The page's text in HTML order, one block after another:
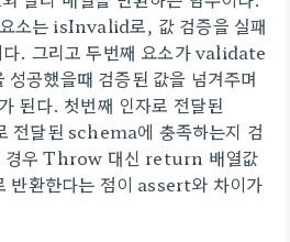
소는 isInvalid로, 값 검증을 실패
. 그리고 두번째 요소가 validate
공했을때 검증된 값을 넘겨주며
된다. 첫번째 인자로 전달된
전달된 schema에 충족하는지 검
경우 Throw 대신 return 배열값
반환한다는 점이 assert와 차이가